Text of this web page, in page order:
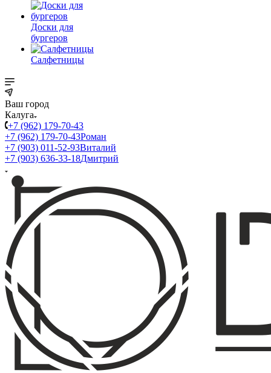
Доски для
бургеров
Салфетницы
Ваш город
Калуга
+7 (962) 179-70-43
+7 (962) 179-70-43Роман
+7 (903) 011-52-93Виталий
+7 (903) 636-33-18Дмитрий